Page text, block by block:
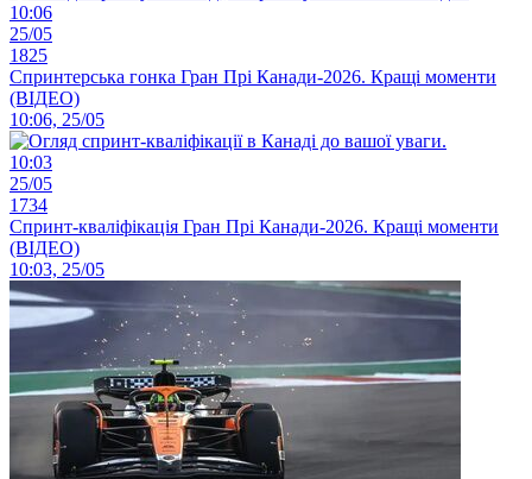
10:06
25/05
1825
Спринтерська гонка Гран Прі Канади-2026. Кращі моменти
(ВІДЕО)
10:06, 25/05
10:03
25/05
1734
Спринт-кваліфікація Гран Прі Канади-2026. Кращі моменти
(ВІДЕО)
10:03, 25/05